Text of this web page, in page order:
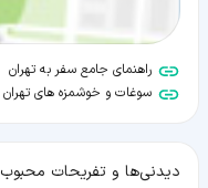
راهنمای جامع سفر به تهران
سوغات و خوشمزه های تهران
دیدنی‌ها و تفریحات محبوب